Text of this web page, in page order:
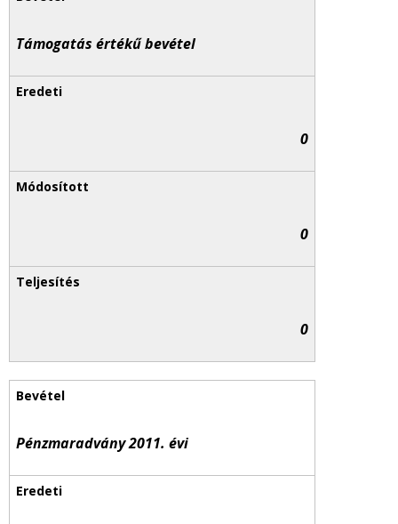
Támogatás értékű bevétel
0
0
0
Pénzmaradvány 2011. évi